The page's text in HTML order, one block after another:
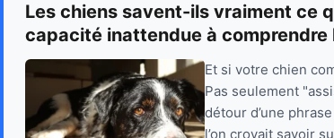
Les chiens savent-ils vraiment ce
capacité inattendue à comprendre
Et si votre chien
Pas seulement
détour d’une
l’on croyait savoir